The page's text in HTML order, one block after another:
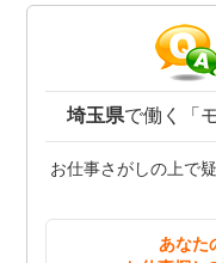
埼玉県で働く「
お仕事さがしの上で
あなた